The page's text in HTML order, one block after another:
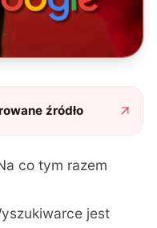
źródło
co tym razem
jest